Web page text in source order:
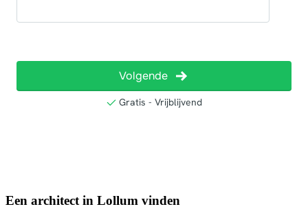
Een architect in Lollum vinden